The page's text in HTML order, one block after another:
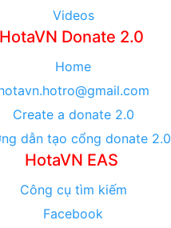
Videos
HotaVN Donate 2.0
Home
Create a donate 2.0
dẫn tạo cổng donate 2.0
HotaVN EAS
Công cụ tìm kiếm
Facebook